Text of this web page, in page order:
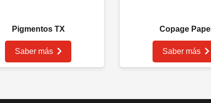
Pigmentos TX
Saber más
Copage Papel
Saber más